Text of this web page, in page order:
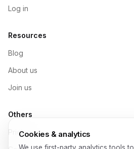
Log in
Resources
Blog
About us
Join us
Others
Pricing
Cookies & analytics